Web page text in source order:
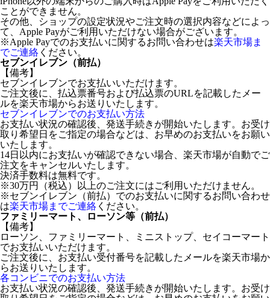
ことができません。
その他、ショップの設定状況やご注文時の選択内容などによっ
て、Apple Payがご利用いただけない場合がございます。
※Apple Payでのお支払いに関するお問い合わせは楽天市場ま
でご連絡 ください。
セブンイレブン（前払）
【備考】
セブンイレブンでお支払いいただけます。
ご注文後に、払込票番号および払込票のURLを記載したメー
ルを楽天市場からお送りいたします。
セブンイレブンでのお支払い方法
お支払い状況の確認後、発送手続きが開始いたします。お受け
取り希望日をご指定の場合などは、お早めのお支払いをお願い
いたします。
14日以内にお支払いが確認できない場合、楽天市場が自動でご
注文をキャンセルいたします。
決済手数料は無料です。
※30万円（税込）以上のご注文にはご利用いただけません。
※セブンイレブン（前払）でのお支払いに関するお問い合わせ
は楽天市場までご連絡 ください。
ファミリーマート、ローソン等（前払）
【備考】
ローソン、ファミリーマート、ミニストップ、セイコーマート
でお支払いいただけます。
ご注文後に、お支払い受付番号を記載したメールを楽天市場か
らお送りいたします。
各コンビニでのお支払い方法
お支払い状況の確認後、発送手続きが開始いたします。お受け